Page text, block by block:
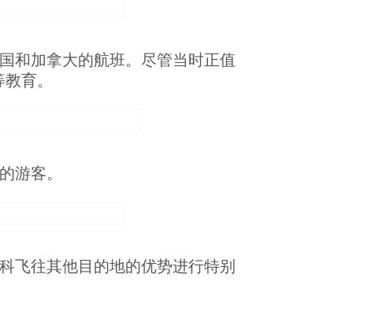
和加拿大的航班。尽管当时正值
育。
游客。
飞往其他目的地的优势进行特别